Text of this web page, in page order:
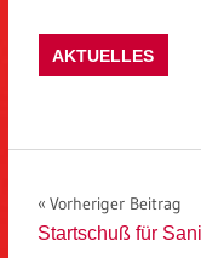
AKTUELLES
Vorheriger Beitrag
Startschuß für